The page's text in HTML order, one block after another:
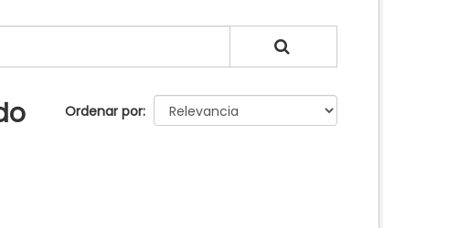
Ordenar por